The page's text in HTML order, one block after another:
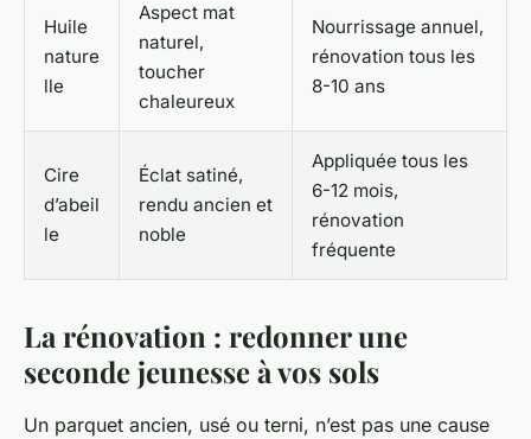
Huile
nature
lle
Aspect mat
naturel,
toucher
chaleureux
Nourrissage annuel,
rénovation tous les
8-10 ans
Cire
d’abeil
le
Éclat satiné,
rendu ancien et
noble
Appliquée tous les
6-12 mois,
rénovation
fréquente
La rénovation : redonner une
seconde jeunesse à vos sols
Un parquet ancien, usé ou terni, n’est pas une cause